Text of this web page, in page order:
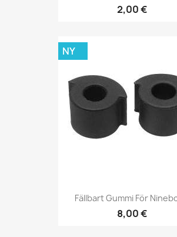
2,00 €
Fällbart Gummi För
8,00 €
NY